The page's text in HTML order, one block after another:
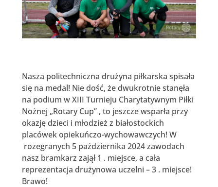
Nasza politechniczna drużyna piłkarska spisała
się na medal! Nie dość, że dwukrotnie stanęła
na podium w XIII Turnieju Charytatywnym Piłki
Nożnej „Rotary Cup” , to jeszcze wsparła przy
okazję dzieci i młodzież z białostockich
placówek opiekuńczo-wychowawczych! W
rozegranych 5 października 2024 zawodach
nasz bramkarz zajął 1 . miejsce, a cała
reprezentacja drużynowa uczelni – 3 . miejsce!
Brawo!